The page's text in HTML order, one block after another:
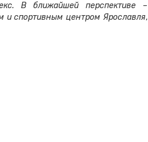
В ближайшей перспективе –
и спортивным центром Ярославля,